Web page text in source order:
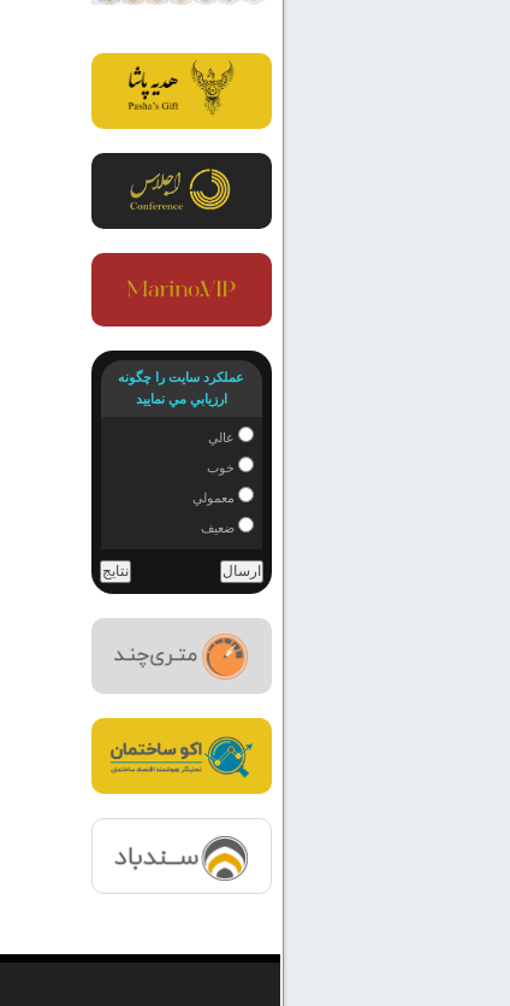
عملكرد سايت را چگونه
ارزيابي مي نماييد
عالي
خوب
معمولي
ضعيف